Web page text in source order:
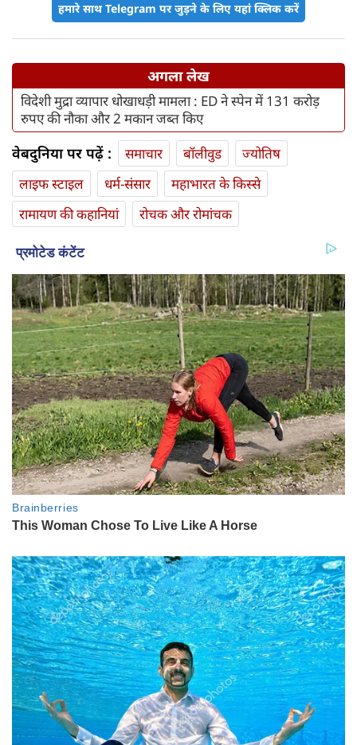
हमारे साथ Telegram पर जुड़ने के लिए यहां क्लिक करें
अगला लेख
विदेशी मुद्रा व्यापार धोखाधड़ी मामला : ED ने स्पेन में 131 करोड़
रुपए की नौका और 2 मकान जब्त किए
वेबदुनिया पर पढ़ें : समाचार बॉलीवुड
ज्योतिष
लाइफ स्‍टाइल
धर्म-संसार
महाभारत के किस्से
रामायण की कहानियां
रोचक और रोमांचक